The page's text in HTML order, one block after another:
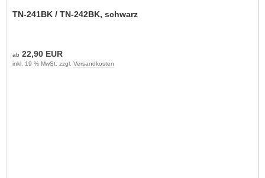
TN-241BK / TN-242BK, schwarz
ab 22,90 EUR
inkl. 19 % MwSt. zzgl. Versandkosten